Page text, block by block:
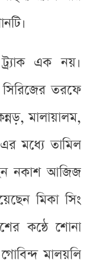
এক নয়।
সিরিজের তরফে
মালায়ালম,
মধ্যে তামিল
নকাশ আজিজ
মিকা সিং
কন্ঠে শোনা
মালয়লি